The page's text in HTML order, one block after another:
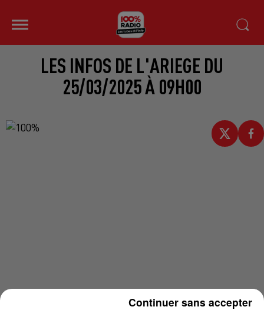
LES INFOS DE L'ARIEGE DU
25/03/2025 À 09H00
Continuer sans accepter